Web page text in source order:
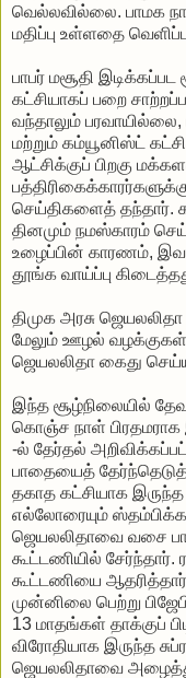
வெல்லவில்லை. பாமக
மதிப்பு உள்ளதை
பாபர் மசூதி
கட்சியாகப் பறை
வந்தாலும் பரவாயில்லை,
மற்றும் கம்யூனிஸ்ட்
ஆட்சிக்குப் பிறகு
செய்திகளைத் தந்தார்.
தினமும் நமஸ்காரம்
உழைப்பின் காரணம்,
தூங்க வாய்ப்பு
திமுக அரசு
மேலும் ஊழல்
ஜெயலலிதா கைது
இந்த சூழ்நிலையில்
கொஞ்ச நாள் பிரதமராக
-ல் தேர்தல்
பாதையைத்
தகாத கட்சியாக இருந்த
எல்லோரையும்
ஜெயலலிதாவை வசை
கூட்டணியில் சேர்ந்தார்.
கூட்டணியை
முன்னிலை பெற்று
13 மாதங்கள் தாக்குப்
விரோதியாக இருந்த
ஜெயலலிதாவை அழைத்து